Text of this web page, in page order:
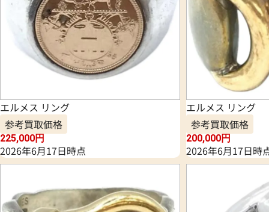
エルメス リング
参考買取価格
225,000円
2026年6月17日時点
エルメス リング
参考買取価格
200,000円
2026年6月17日時